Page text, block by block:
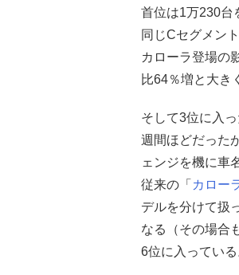
首位は1万230台
同じCセグメン
カローラ登場の
比64％増と大き
そして3位に入
週間ほどだった
ェンジを機に車
従来の「 カロー
デルを分けて扱
なる（その場合
6位に入っている